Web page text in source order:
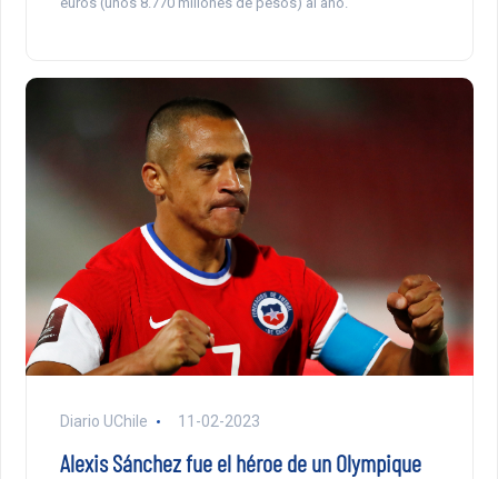
Diario UChile 11-02-2023
Alexis Sánchez fue el héroe de un Olympique